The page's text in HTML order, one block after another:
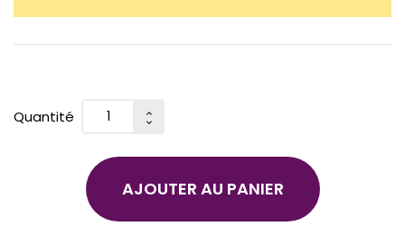
Quantité
AJOUTER AU PANIER